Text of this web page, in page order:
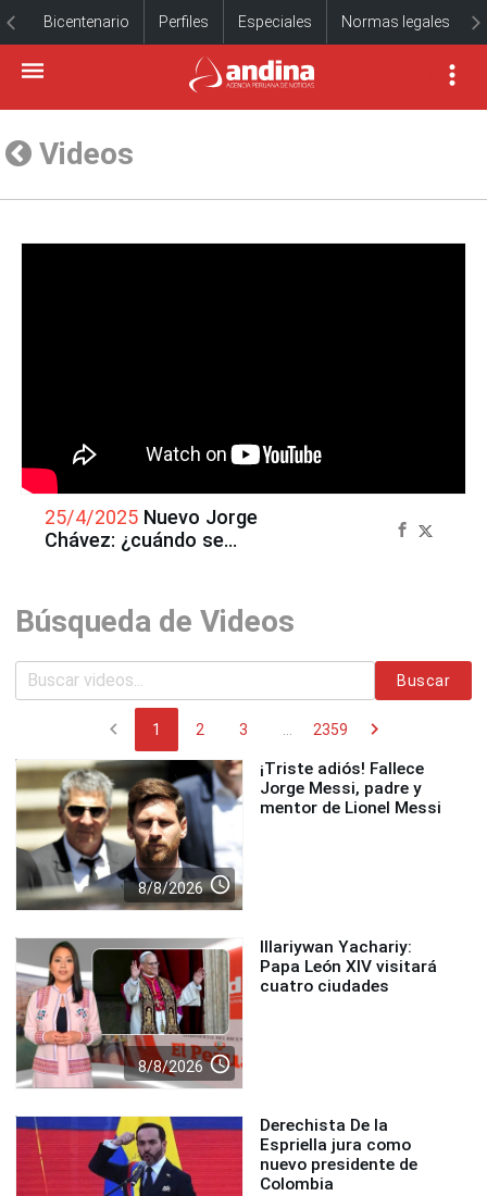
Bicentenario Perfiles Especiales Normas legales
Videos
25/4/2025 Nuevo Jorge
Chávez: ¿cuándo se
Búsqueda de Videos
Buscar
chevron_left 1 2 3 2359 chevron_right
8/8/2026 access_time
¡Triste adiós! Fallece
Jorge Messi, padre y
mentor de Lionel Messi
8/8/2026 access_time
Illariywan Yachariy:
Papa León XIV visitará
cuatro ciudades
Derechista De la
Espriella jura como
nuevo presidente de
Colombia